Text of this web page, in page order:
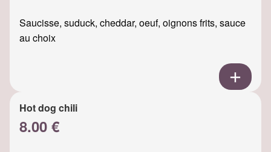
Saucisse, suduck, cheddar, oeuf, oignons frits, sauce
au choix
Hot dog chili
8.00 €